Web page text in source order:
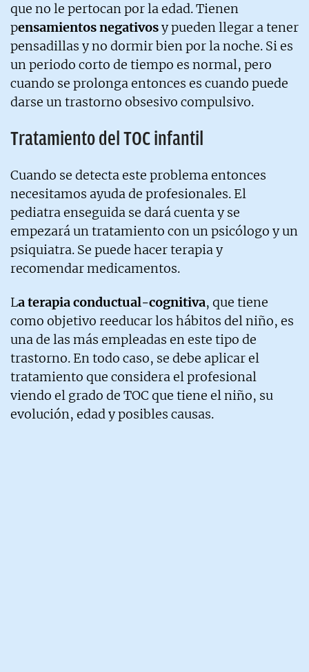
que no le pertocan por la edad. Tienen
pensamientos negativosy pueden llegar a tener
pensadillas y no dormir bien por la noche. Si es
un periodo corto de tiempo es normal, pero
cuando se prolonga entonces es cuando puede
darse un trastorno obsesivo compulsivo.
Tratamiento del TOC infantil
Cuando se detecta este problema entonces
necesitamos ayuda de profesionales. El
pediatra enseguida se dará cuenta y se
empezará un tratamiento con un psicólogo y un
psiquiatra. Se puede hacer terapia y
recomendar medicamentos.
La terapia conductual-cognitiva, que tiene
como objetivo reeducar los hábitos del niño, es
una de las más empleadas en este tipo de
trastorno. En todo caso, se debe aplicar el
tratamiento que considera el profesional
viendo el grado de TOC que tiene el niño, su
evolución, edad y posibles causas.